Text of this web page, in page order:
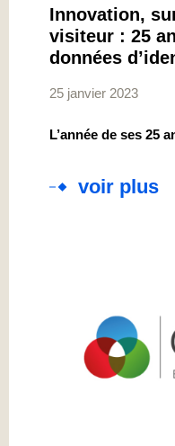
Innovation,
visiteur : 25
données
25 janvier 2023
L’année de ses 25
voir plus